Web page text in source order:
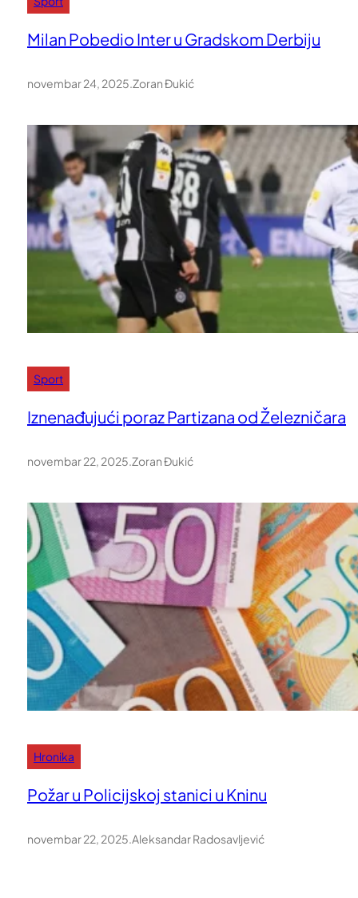
Milan Pobedio Inter u Gradskom Derbiju
novembar 24, 2025 Zoran Đukić
Sport
Iznenađujući poraz Partizana od Železničara
novembar 22, 2025.Zoran Đukić
Hronika
Požar u Policijskoj stanici u Kninu
novembar 22, 2025.Aleksandar Radosavljević